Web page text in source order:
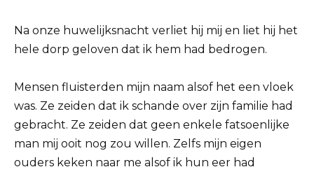
Na onze huwelijksnacht verliet hij mij en liet hij het
hele dorp geloven dat ik hem had bedrogen.
Mensen fluisterden mijn naam alsof het een vloek
was. Ze zeiden dat ik schande over zijn familie had
gebracht. Ze zeiden dat geen enkele fatsoenlijke
man mij ooit nog zou willen. Zelfs mijn eigen
ouders keken naar me alsof ik hun eer had